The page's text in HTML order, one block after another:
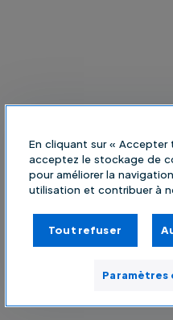
En cliquant sur « Accepter
acceptez le stockage de
pour améliorer la
utilisation et contribuer à
Tout refuser
Paramètres